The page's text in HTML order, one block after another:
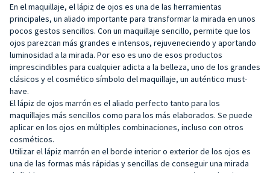
En el maquillaje, el lápiz de ojos es una de las herramientas
principales, un aliado importante para transformar la mirada en unos
pocos gestos sencillos. Con un maquillaje sencillo, permite que los
ojos parezcan más grandes e intensos, rejuveneciendo y aportando
luminosidad a la mirada. Por eso es uno de esos productos
imprescindibles para cualquier adicta a la belleza, uno de los grandes
clásicos y el cosmético símbolo del maquillaje, un auténtico must-
have.
El lápiz de ojos marrón es el aliado perfecto tanto para los
maquillajes más sencillos como para los más elaborados. Se puede
aplicar en los ojos en múltiples combinaciones, incluso con otros
cosméticos.
Utilizar el lápiz marrón en el borde interior o exterior de los ojos es
una de las formas más rápidas y sencillas de conseguir una mirada